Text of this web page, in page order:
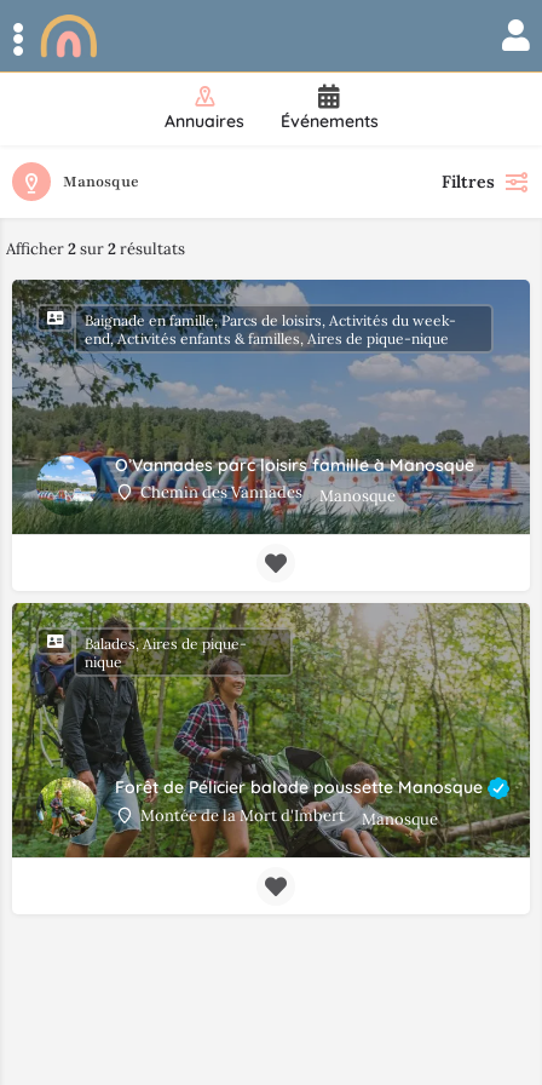
Annuaires Événements
Manosque Filtres
Afficher2sur2résultats
O’Vannades parc loisirs famille à Manosque
Chemin des Vannades Manosque
Baignade en famille, Parcs de loisirs, Activités du week-
end, Activités enfants & familles, Aires de pique-nique
Forêt de Pélicier balade poussette Manosque
Montée de la Mort d'Imbert Manosque
Balades, Aires de pique-
nique